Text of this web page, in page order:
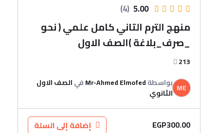
5.00
(4)
منهج الترم التاني كامل علمي ( نحو
_صرف_بلاغة )الصف الاول
213
ME بواسطةMr-Ahmed Elmofedفيالصف الاول
الثانوي
EGP300.00 إضافة إلى السلة